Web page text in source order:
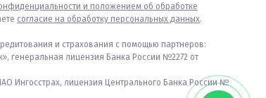
и положением об обработке
согласие на обработку персональных данных.
и страхования с помощью партнеров:
генеральная лицензия Банка России №2272 от
Ингосстрах, лицензия Центрального Банка России №